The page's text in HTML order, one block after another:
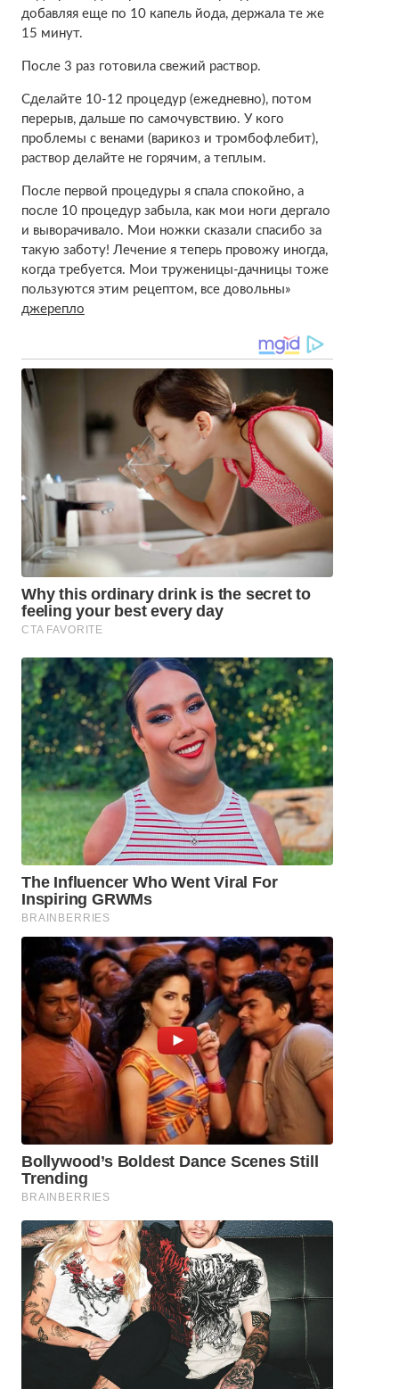
добавляя еще по 10 капель йода, держала те же
15 минут.
После 3 раз готовила свежий раствор.
Сделайте 10-12 процедур (ежедневно), потом
перерыв, дальше по самочувствию. У кого
проблемы с венами (варикоз и тромбофлебит),
раствор делайте не горячим, а теплым.
После первой процедуры я спала спокойно, а
после 10 процедур забыла, как мои ноги дергало
и выворачивало. Мои ножки сказали спасибо за
такую заботу! Лечение я теперь провожу иногда,
когда требуется. Мои труженицы-дачницы тоже
пользуются этим рецептом, все довольны»
джерепло